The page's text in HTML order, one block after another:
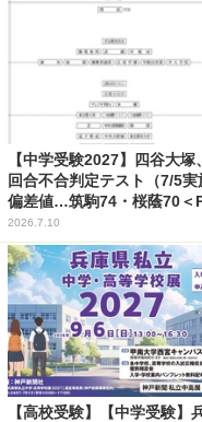
【中学受験2027】四谷大塚
回合不合判定テスト（7/5実
偏差値…筑駒74・桜蔭70＜
2026.7.10
【高校受験】【中学受験】